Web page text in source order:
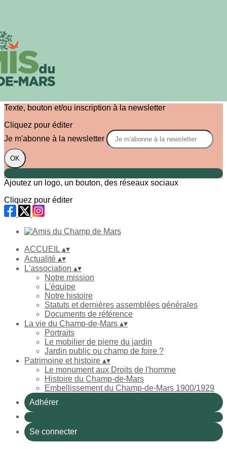
Menu
Images de la page d'accueil
Texte, bouton et/ou inscription à la newsletter
Cliquez pour éditer
Je m'abonne à la newsletter
OK
Ajoutez un logo, un bouton, des réseaux sociaux
Cliquez pour éditer
ACCUEIL ▴▾
Actualité ▴▾
L'association ▴▾
Notre mission
L'équipe
Notre histoire
Statuts et dernières assemblées générales
Documents de référence
La vie du Champ-de-Mars ▴▾
Portraits
Le mobilier de pierre du jardin
Jardin public ou champ de foire ?
Patrimoine et histoire ▴▾
Le monument aux Droits de l'homme
Histoire du Champ-de-Mars
Embellissement du Champ-de-Mars 1900/1929
Adhérer
Se connecter